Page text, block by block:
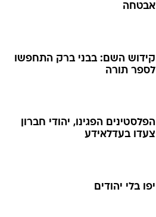
אבטחה
קידוש השם: בבני ברק התחפשו
לספר תורה
הפלסטינים הפגינו, יהודי חברון
צעדו בעדלאידע
יפו בלי יהודים